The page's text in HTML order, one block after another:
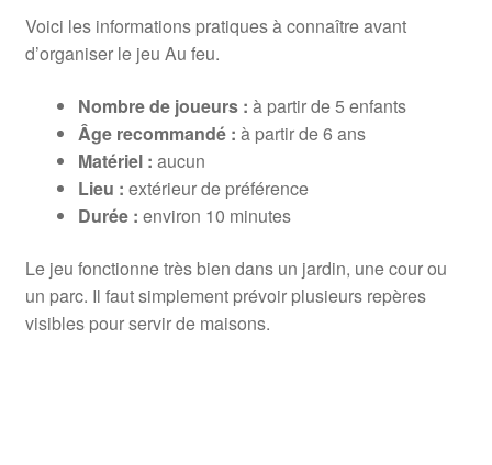
Voici les informations pratiques à connaître avant
d’organiser le jeu Au feu.
Nombre de joueurs : à partir de 5 enfants
Âge recommandé : à partir de 6 ans
Matériel : aucun
Lieu : extérieur de préférence
Durée : environ 10 minutes
Le jeu fonctionne très bien dans un jardin, une cour ou
un parc. Il faut simplement prévoir plusieurs repères
visibles pour servir de maisons.